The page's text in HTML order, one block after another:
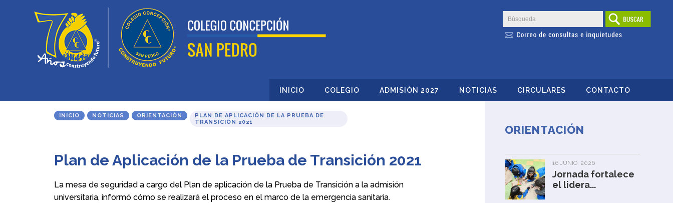
INICIO COLEGIO ADMISIÓN 2027 NOTICIAS CIRCULARES CONTACTO
INICIO NOTICIAS ORIENTACIÓN
PLAN DE APLICACIÓN DE LA PRUEBA DE
TRANSICIÓN 2021
Plan de Aplicación de la Prueba de Transición 2021
La mesa de seguridad a cargo del Plan de aplicación de la Prueba de Transición a la admisión
universitaria, informó cómo se realizará el proceso en el marco de la emergencia sanitaria.
ORIENTACIÓN
16 JUNIO, 2026
Jornada fortalece
el lidera...